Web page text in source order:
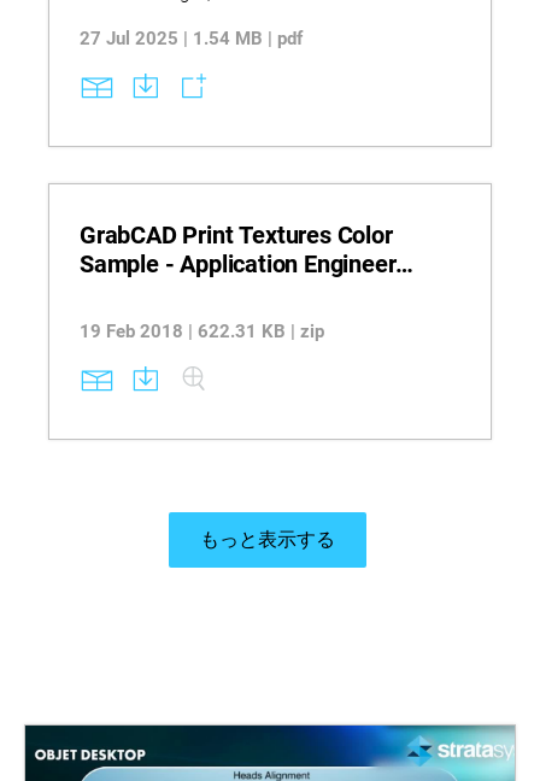
27 Jul 2025 | 1.54 MB | pdf
GrabCAD Print Textures Color
Sample - Application Engineer
19 Feb 2018 | 622.31 KB | zip
もっと表示する